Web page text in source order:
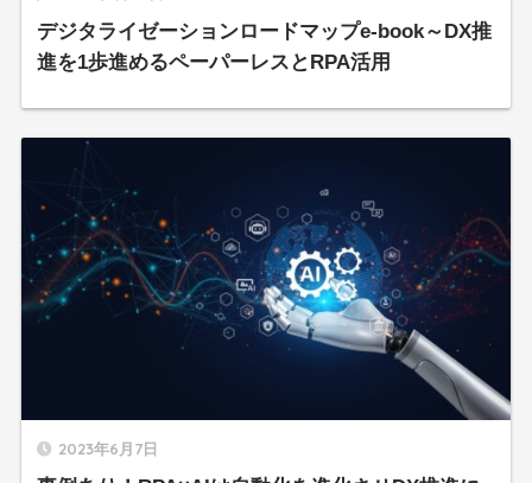
デジタライゼーションロードマップe-book～DX推
進を1歩進めるペーパーレスとRPA活用
2023年6月7日